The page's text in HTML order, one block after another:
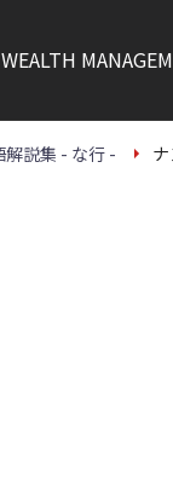
WEALTH
解説集 - な行 -